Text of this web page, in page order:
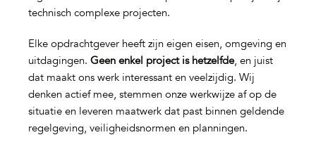
technisch complexe projecten.
Elke opdrachtgever heeft zijn eigen eisen, omgeving en
uitdagingen. Geen enkel project is hetzelfde, en juist
dat maakt ons werk interessant en veelzijdig. Wij
denken actief mee, stemmen onze werkwijze af op de
situatie en leveren maatwerk dat past binnen geldende
regelgeving, veiligheidsnormen en planningen.